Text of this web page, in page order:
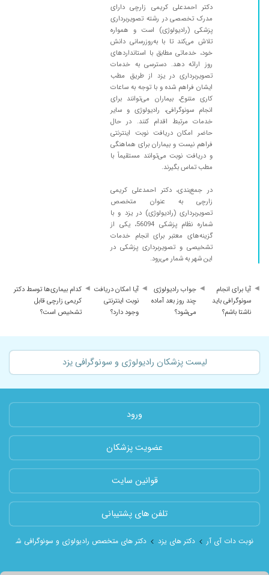
سونوگرافی
چربی کبد
بسار عالی
بیماری کلیه
سونو بارداری
دلدرد خوب شدم
سلام درد کلیه داشتم فقط یک مرتبه آقای دکتر سونو
کردن ..عالی بود...
سونو جنین
بسیارعالی
برا سونوگرافی رفتم خیلی باحوصله بودن
بسیار عالی
عالیه در تشخیص سونو گرافی بارداری
درد دل داشتم وسنگ صفرا داشتم
بسیارعالی ۱۴۰۰/۰۹/۰۲
واقعا عالی هستن بهترین دکتر توی یزد ایشون ۱۴۰۰/۰۷/۲۸
جهت سونو سه بغدی به ایشان مراجعه کردم و
تجربه خوبی بود.
۱۳۹۸/۰۲/۰۴
خوب بوده ۱۴۰۰/۰۴/۰۲
سونوگرافی و خوب بود ۱۴۰۰/۰۲/۱۴
۱۴۰۰/۰۷/۱۰
دکتر احمدعلی کریمی زارچی دارای
مدرک تخصصی در رشته تصویربرداری
پزشکی (رادیولوژی) است و همواره
تلاش می‌کند تا با به‌روزرسانی دانش
خود، خدماتی مطابق با استانداردهای
روز ارائه دهد. دسترسی به خدمات
تصویربرداری در یزد از طریق مطب
ایشان فراهم شده و با توجه به ساعات
کاری متنوع، بیماران می‌توانند برای
انجام سونوگرافی، رادیولوژی و سایر
خدمات مرتبط اقدام کنند. در حال
حاضر امکان دریافت نوبت اینترنتی
فراهم نیست و بیماران برای هماهنگی
و دریافت نوبت می‌توانند مستقیماً با
مطب تماس بگیرند.
در جمع‌بندی، دکتر احمدعلی کریمی
زارچی به عنوان متخصص
تصویربرداری (رادیولوژی) در یزد و با
شماره نظام پزشکی 56094، یکی از
گزینه‌های معتبر برای انجام خدمات
تشخیصی و تصویربرداری پزشکی در
این شهر به شمار می‌رود.
آیا برای انجام
سونوگرافی باید
ناشتا باشم؟
جواب رادیولوژی
چند روز بعد آماده
می‌شود؟
آیا امکان دریافت
نوبت اینترنتی
وجود دارد؟
کدام بیماری‌ها توسط دکتر
کریمی زارچی قابل
تشخیص است؟
لیست پزشکان رادیولوژی و سونوگرافی یزد
ورود
عضویت پزشکان
قوانین سایت
تلفن های پشتیبانی
نوبت دات آی آر دکتر های یزد دکتر های متخصص رادیولوژی و سونوگرافی شهر